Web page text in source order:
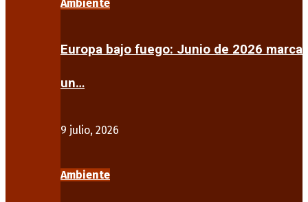
Ambiente
Europa bajo fuego: Junio de 2026 marca
un…
9 julio, 2026
Ambiente